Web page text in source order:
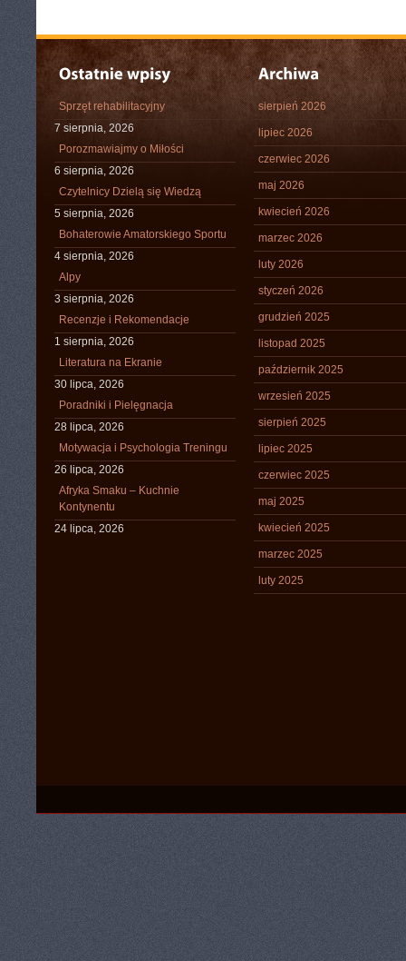
Sprzęt rehabilitacyjny
7 sierpnia, 2026
Porozmawiajmy o Miłości
6 sierpnia, 2026
Czytelnicy Dzielą się Wiedzą
5 sierpnia, 2026
Bohaterowie Amatorskiego Sportu
4 sierpnia, 2026
Alpy
3 sierpnia, 2026
Recenzje i Rekomendacje
1 sierpnia, 2026
Literatura na Ekranie
30 lipca, 2026
Poradniki i Pielęgnacja
28 lipca, 2026
Motywacja i Psychologia Treningu
26 lipca, 2026
Afryka Smaku – Kuchnie
Kontynentu
24 lipca, 2026
sierpień 2026
lipiec 2026
czerwiec 2026
maj 2026
kwiecień 2026
marzec 2026
luty 2026
styczeń 2026
grudzień 2025
listopad 2025
październik 2025
wrzesień 2025
sierpień 2025
lipiec 2025
czerwiec 2025
maj 2025
kwiecień 2025
marzec 2025
luty 2025